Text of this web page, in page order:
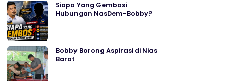
Siapa Yang Gembosi
Hubungan NasDem-Bobby?
Bobby Borong Aspirasi di Nias
Barat